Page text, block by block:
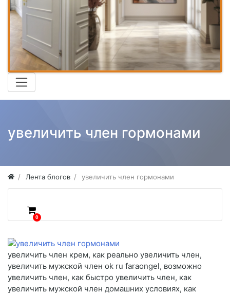
увеличить член гормонами
Лента блогов увеличить член гормонами
0
увеличить член крем, как реально увеличить член,
увеличить мужской член ok ru faraongel, возможно
увеличить член, как быстро увеличить член, как
увеличить мужской член домашних условиях, как